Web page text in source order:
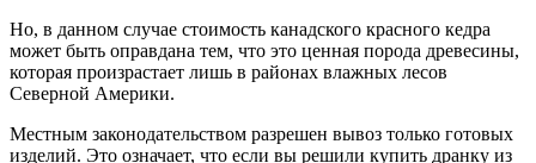
Но, в данном случае стоимость канадского красного кедра
может быть оправдана тем, что это ценная порода древесины,
которая произрастает лишь в районах влажных лесов
Северной Америки.
Местным законодательством разрешен вывоз только готовых
изделий. Это означает, что если вы решили купить дранку из